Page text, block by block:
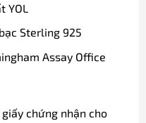
YOL
Sterling 925
Assay Office
chứng nhận cho